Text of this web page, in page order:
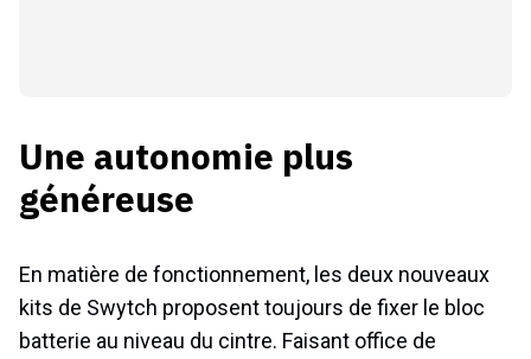
Une autonomie plus
généreuse
En matière de fonctionnement, les deux nouveaux
kits de Swytch proposent toujours de fixer le bloc
batterie au niveau du cintre. Faisant office de